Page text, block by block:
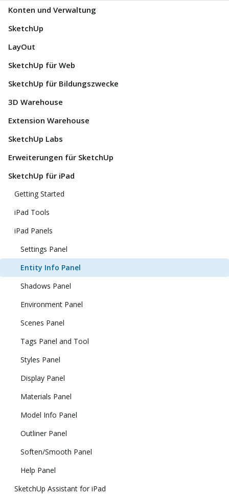
Konten und Verwaltung
SketchUp
LayOut
SketchUp für Web
SketchUp für Bildungszwecke
3D Warehouse
Extension Warehouse
SketchUp Labs
Erweiterungen für SketchUp
SketchUp für iPad
Getting Started
iPad Tools
iPad Panels
Settings Panel
Entity Info Panel
Shadows Panel
Environment Panel
Scenes Panel
Tags Panel and Tool
Styles Panel
Display Panel
Materials Panel
Model Info Panel
Outliner Panel
Soften/Smooth Panel
Help Panel
SketchUp Assistant for iPad